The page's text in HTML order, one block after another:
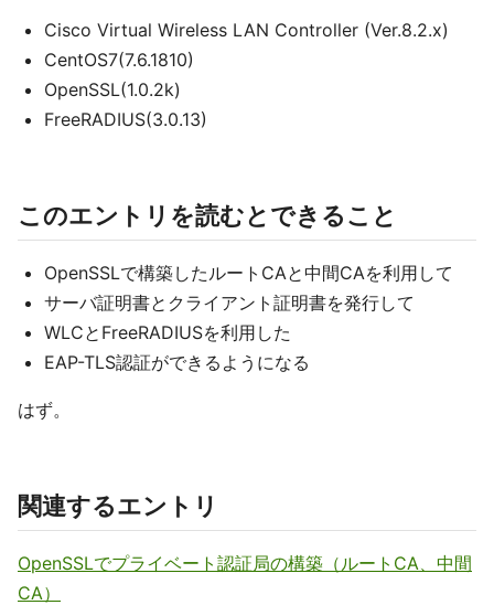
Cisco Virtual Wireless LAN Controller (Ver.8.2.x)
CentOS7(7.6.1810)
OpenSSL(1.0.2k)
FreeRADIUS(3.0.13)
このエントリを読むとできること
OpenSSLで構築したルートCAと中間CAを利用して
サーバ証明書とクライアント証明書を発行して
WLCとFreeRADIUSを利用した
EAP-TLS認証ができるようになる
はず。
関連するエントリ
OpenSSLでプライベート認証局の構築（ルートCA、中間
CA）